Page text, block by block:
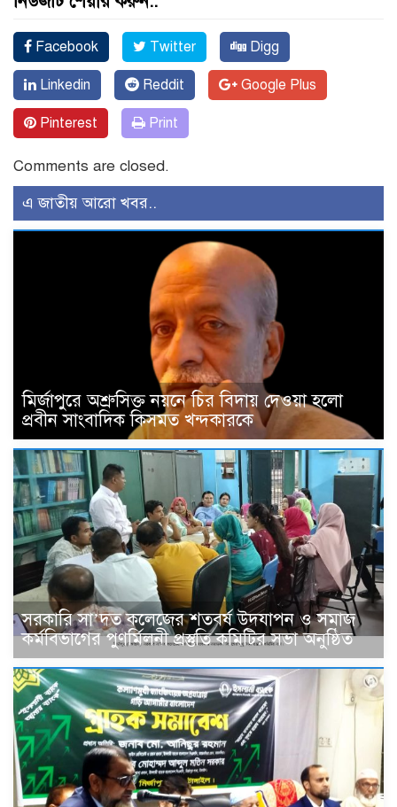
Facebook Twitter Digg
Linkedin Reddit Google Plus
Pinterest Print
Comments are closed.
এ জাতীয় আরো খবর..
মির্জাপুরে অশ্রুসিক্ত নয়নে চির বিদায় দেওয়া হলো
প্রবীন সাংবাদিক কিসমত খন্দকারকে
সরকারি সা’দত কলেজের শতবর্ষ উদযাপন ও সমাজ
কর্মবিভাগের পুণর্মিলনী প্রস্তুতি কমিটির সভা অনুষ্ঠিত